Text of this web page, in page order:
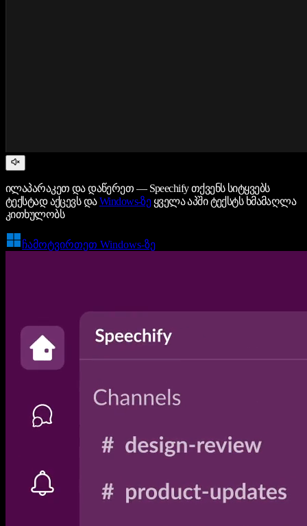
ილაპარაკეთ და დაწერეთ — Speechify თქვენს სიტყვებს
ტექსტად აქცევს დაWindows-ზეყველა აპში ტექსტს ხმამაღლა
კითხულობს
ჩამოტვირთეთ Windows-ზე